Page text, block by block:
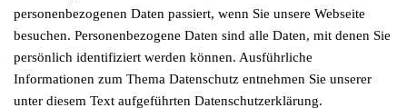
personenbezogenen Daten passiert, wenn Sie unsere Webseite
besuchen. Personenbezogene Daten sind alle Daten, mit denen Sie
persönlich identifiziert werden können. Ausführliche
Informationen zum Thema Datenschutz entnehmen Sie unserer
unter diesem Text aufgeführten Datenschutzerklärung.